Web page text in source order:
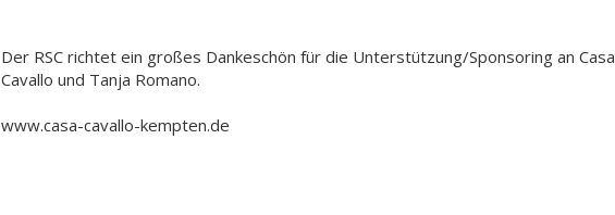
Der RSC richtet ein großes Dankeschön für die Unterstützung/Sponsoring an Casa
Cavallo und Tanja Romano.
www.casa-cavallo-kempten.de